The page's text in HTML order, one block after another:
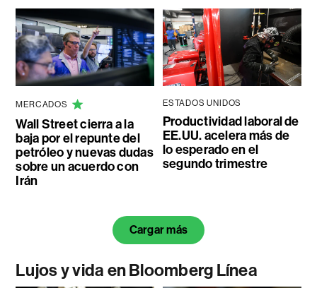
MERCADOS
Wall Street cierra a la
baja por el repunte del
petróleo y nuevas dudas
sobre un acuerdo con
Irán
ESTADOS UNIDOS
Productividad laboral de
EE.UU. acelera más de
lo esperado en el
segundo trimestre
Cargar más
Lujos y vida en Bloomberg Línea